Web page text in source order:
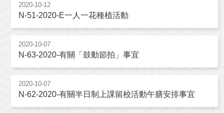
2020-10-12
N-51-2020-E一人一花種植活動
2020-10-07
N-63-2020-有關「鼓動節拍」事宜
2020-10-07
N-62-2020-有關半日制上課留校活動午膳安排事宜